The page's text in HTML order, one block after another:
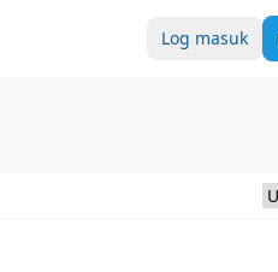
Log masuk